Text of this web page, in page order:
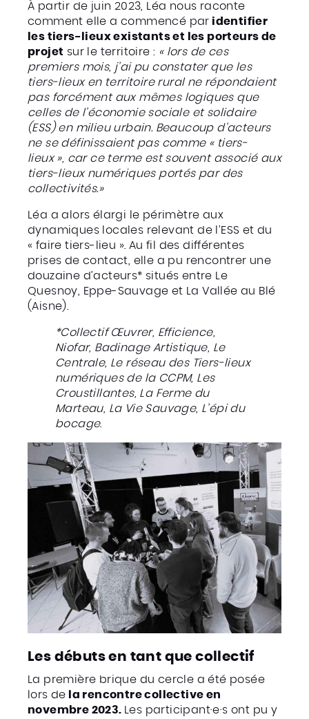
À partir de juin 2023, Léa nous raconte
comment elle a commencé par identifier
les tiers-lieux existants et les porteurs de
projet sur le territoire : « lors de ces
premiers mois, j’ai pu constater que les
tiers-lieux en territoire rural ne répondaient
pas forcément aux mêmes logiques que
celles de l’économie sociale et solidaire
(ESS) en milieu urbain. Beaucoup d’acteurs
ne se définissaient pas comme « tiers-
lieux », car ce terme est souvent associé aux
tiers-lieux numériques portés par des
collectivités.»
Léa a alors élargi le périmètre aux
dynamiques locales relevant de l’ESS et du
« faire tiers-lieu ». Au fil des différentes
prises de contact, elle a pu rencontrer une
douzaine d’acteurs* situés entre Le
Quesnoy, Eppe-Sauvage et La Vallée au Blé
(Aisne).
*Collectif Œuvrer, Efficience,
Niofar, Badinage Artistique, Le
Centrale, Le réseau des Tiers-lieux
numériques de la CCPM, Les
Croustillantes, La Ferme du
Marteau, La Vie Sauvage, L’épi du
bocage.
Les débuts en tant que collectif
La première brique du cercle a été posée
lors de la rencontre collective en
novembre 2023.
Les participant·e·s ont pu y